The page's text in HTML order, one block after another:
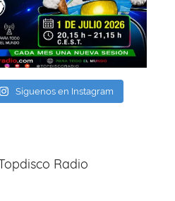
Síguenos en Instagram
Radio